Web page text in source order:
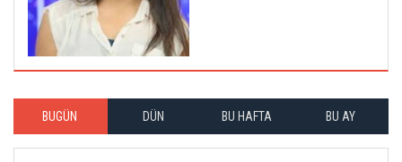
BUGÜN DÜN BU HAFTA BU AY